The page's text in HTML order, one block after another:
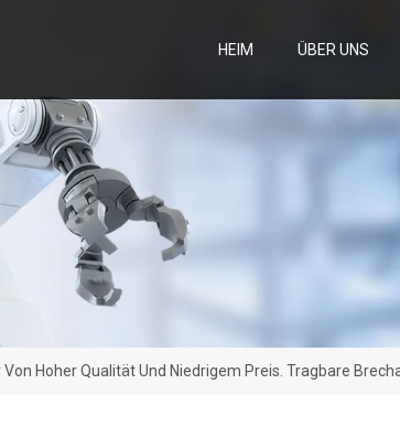
HEIM ÜBER UNS
Hoher Qualität Und Niedrigem Preis. Tragbare